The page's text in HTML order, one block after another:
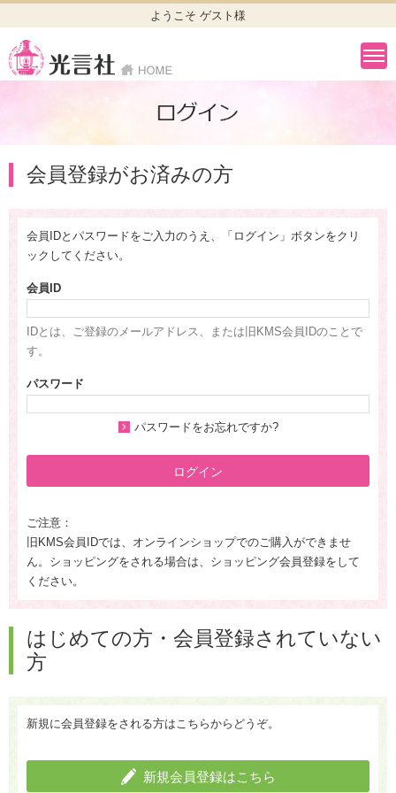
ようこそ ゲスト様
会員登録がお済みの方
会員IDとパスワードをご入力のうえ、「ログイン」ボタンをクリ
ックしてください。
会員ID
IDとは、ご登録のメールアドレス、または旧KMS会員IDのことで
す。
パスワード
パスワードをお忘れですか?
ログイン
ご注意：
旧KMS会員IDでは、オンラインショップでのご購入ができませ
ん。ショッピングをされる場合は、ショッピング会員登録をして
ください。
はじめての方・会員登録されていない
方
新規に会員登録をされる方はこちらからどうぞ。
新規会員登録はこちら